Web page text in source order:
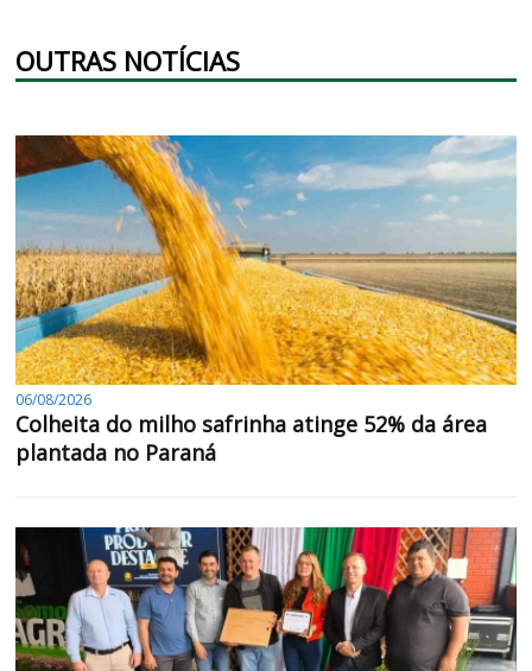
OUTRAS NOTÍCIAS
06/08/2026
Colheita do milho safrinha atinge 52% da área
plantada no Paraná